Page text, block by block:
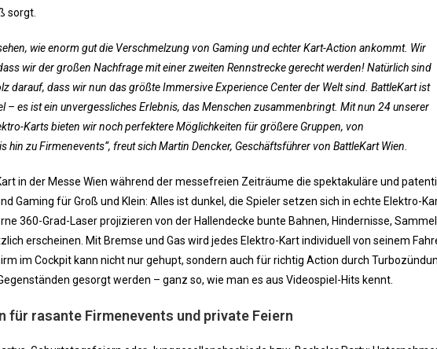
sorgt.
wie enorm gut die Verschmelzung von Gaming und echter Kart-Action ankommt. Wir
wir der großen Nachfrage mit einer zweiten Rennstrecke gerecht werden! Natürlich sind
darauf, dass wir nun das größte Immersive Experience Center der Welt sind. BattleKart ist
– es ist ein unvergessliches Erlebnis, das Menschen zusammenbringt. Mit nun 24 unserer
Karts bieten wir noch perfektere Möglichkeiten für größere Gruppen, von
hin zu Firmenevents“, freut sich Martin Dencker, Geschäftsführer von BattleKart Wien.
in der Messe Wien während der messefreien Zeiträume die spektakuläre und
Gaming für Groß und Klein: Alles ist dunkel, die Spieler setzen sich in echte Elektro-
360-Grad-Laser projizieren von der Hallendecke bunte Bahnen, Hindernisse,
erscheinen. Mit Bremse und Gas wird jedes Elektro-Kart individuell von seinem
im Cockpit kann nicht nur gehupt, sondern auch für richtig Action durch
gesorgt werden – ganz so, wie man es aus Videospiel-Hits kennt.
für rasante Firmenevents und private Feiern